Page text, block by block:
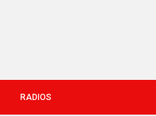
RADIOS